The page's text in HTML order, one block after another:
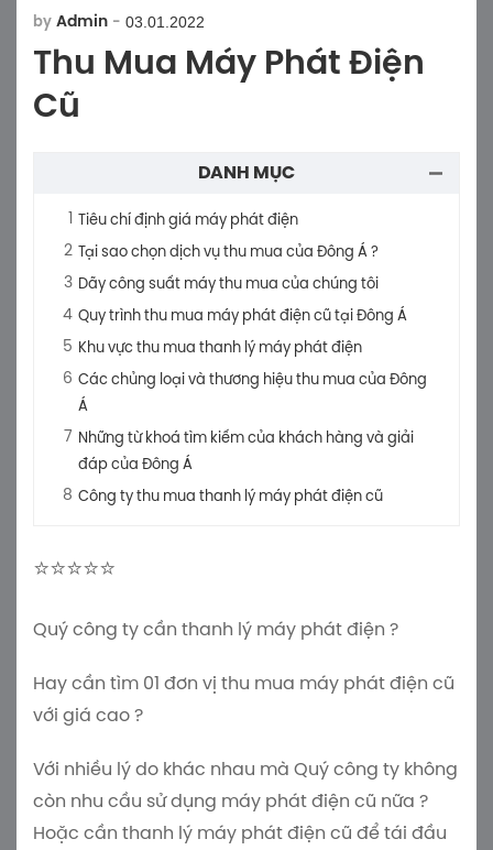
by Admin - 03.01.2022
Thu Mua Máy Phát Điện
Cũ
DANH MỤC
Tiêu chí định giá máy phát điện
Tại sao chọn dịch vụ thu mua của Đông Á ?
Dãy công suất máy thu mua của chúng tôi
Quy trình thu mua máy phát điện cũ tại Đông Á
Khu vực thu mua thanh lý máy phát điện
Các chủng loại và thương hiệu thu mua của Đông
Á
Những từ khoá tìm kiếm của khách hàng và giải
đáp của Đông Á
Công ty thu mua thanh lý máy phát điện cũ
⭐⭐⭐⭐⭐
Quý công ty cần thanh lý máy phát điện ?
Hay cần tìm 01 đơn vị thu mua máy phát điện cũ
với giá cao ?
Với nhiều lý do khác nhau mà Quý công ty không
còn nhu cầu sử dụng máy phát điện cũ nữa ?
Hoặc cần thanh lý máy phát điện cũ để tái đầu